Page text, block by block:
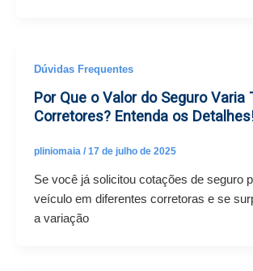
Dúvidas Frequentes
Por Que o Valor do Seguro Varia
Corretores? Entenda os
pliniomaia / 17 de julho de 2025
Se você já solicitou cotações de seguro
veículo em diferentes corretoras e se
a variação